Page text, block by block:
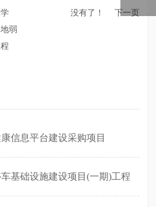
弱
没有了！ 下一页
信息平台建设采购项目
基础设施建设项目(一期)工程